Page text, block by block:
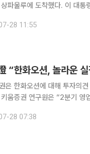
다. 이 대통령과 김혜경 여사가 탑승한 공군 1호기는 이날 오후 9시 39분
의회장과 브라질 측 네우손
28 11:55
“한화오션, 놀라운
은 한화오션에 대해 투자의
움증권 연구원은 “2분기
일 종가는 8만8800원이다.
28 07:38